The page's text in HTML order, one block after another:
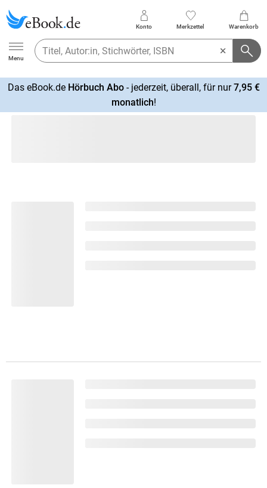
Ebook.de
Menu
Konto Merkzettel Warenkorb
Das eBook.de Hörbuch Abo- jederzeit, überall, für nur7,95 €
monatlich!